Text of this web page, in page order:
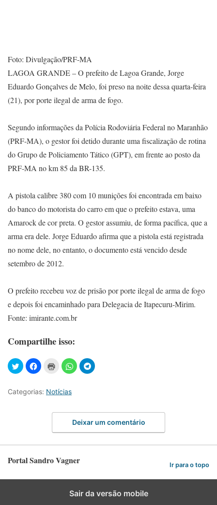
Foto: Divulgação/PRF-MA
LAGOA GRANDE – O prefeito de Lagoa Grande, Jorge
Eduardo Gonçalves de Melo, foi preso na noite dessa quarta-feira
(21), por porte ilegal de arma de fogo.
Segundo informações da Polícia Rodoviária Federal no Maranhão
(PRF-MA), o gestor foi detido durante uma fiscalização de rotina
do Grupo de Policiamento Tático (GPT), em frente ao posto da
PRF-MA no km 85 da BR-135.
A pistola calibre 380 com 10 munições foi encontrada em baixo
do banco do motorista do carro em que o prefeito estava, uma
Amarock de cor preta. O gestor assumiu, de forma pacífica, que a
arma era dele. Jorge Eduardo afirma que a pistola está registrada
no nome dele, no entanto, o documento está vencido desde
setembro de 2012.
O prefeito recebeu voz de prisão por porte ilegal de arma de fogo
e depois foi encaminhado para Delegacia de Itapecuru-Mirim.
Fonte: imirante.com.br
Compartilhe isso:
Categorias: Notícias
Deixar um comentário
Portal Sandro Vagner Ir para o topo
Sair da versão mobile